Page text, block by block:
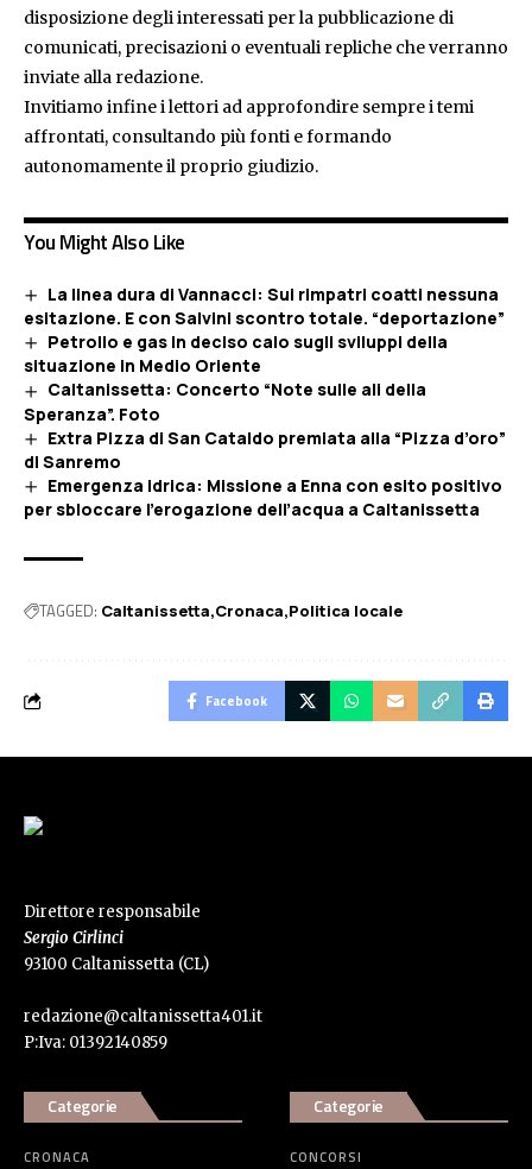
disposizione degli interessati per la pubblicazione di
comunicati, precisazioni o eventuali repliche che verranno
inviate alla redazione.
Invitiamo infine i lettori ad approfondire sempre i temi
affrontati, consultando più fonti e formando
autonomamente il proprio giudizio.
You Might Also Like
La linea dura di Vannacci: Sui rimpatri coatti nessuna
esitazione. E con Salvini scontro totale. “deportazione”
Petrolio e gas in deciso calo sugli sviluppi della
situazione in Medio Oriente
Caltanissetta: Concerto “Note sulle ali della
Speranza”. Foto
Extra Pizza di San Cataldo premiata alla “Pizza d’oro”
di Sanremo
Emergenza idrica: Missione a Enna con esito positivo
per sbloccare l’erogazione dell’acqua a Caltanissetta
TAGGED: Caltanissetta Cronaca Politica locale
Facebook
Direttore responsabile
Sergio Cirlinci
93100 Caltanissetta (CL)
redazione@caltanissetta401.it
P:Iva: 01392140859
Categorie
CRONACA
Categorie
CONCORSI